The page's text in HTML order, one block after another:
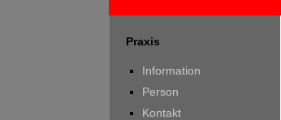
Praxis
Information
Person
Kontakt